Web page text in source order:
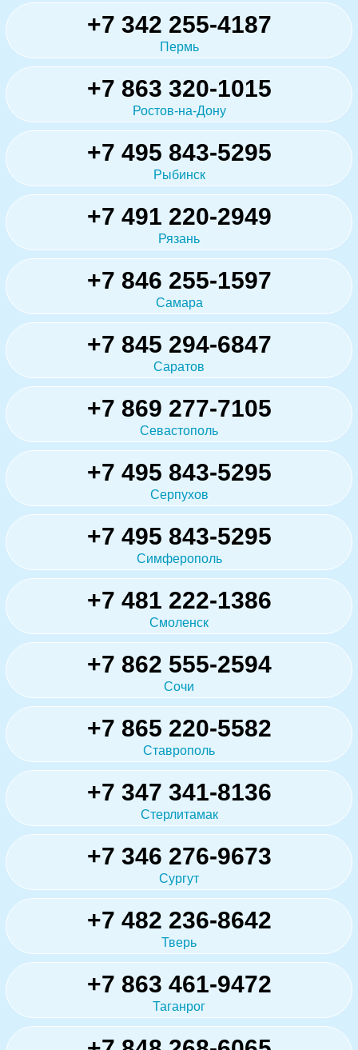
+7 342 255-4187
Пермь
+7 863 320-1015
Ростов-на-Дону
+7 495 843-5295
Рыбинск
+7 491 220-2949
Рязань
+7 846 255-1597
Самара
+7 845 294-6847
Саратов
+7 869 277-7105
Севастополь
+7 495 843-5295
Серпухов
+7 495 843-5295
Симферополь
+7 481 222-1386
Смоленск
+7 862 555-2594
Сочи
+7 865 220-5582
Ставрополь
+7 347 341-8136
Стерлитамак
+7 346 276-9673
Сургут
+7 482 236-8642
Тверь
+7 863 461-9472
Таганрог